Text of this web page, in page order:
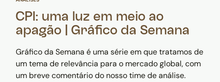
CPI: uma luz em meio ao
apagão | Gráfico da Semana
Gráfico da Semana é uma série em que tratamos de
um tema de relevância para o mercado global, com
um breve comentário do nosso time de análise.